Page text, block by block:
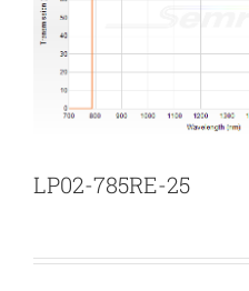
新闻和活动
关于量感
联系我们
LP02-785RE-25